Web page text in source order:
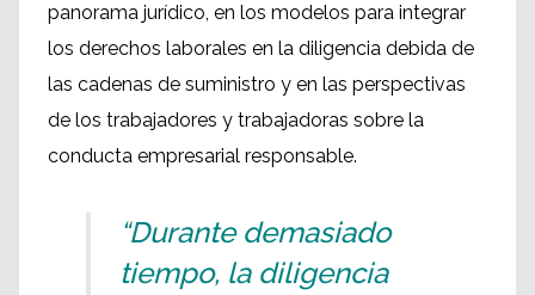
panorama jurídico, en los modelos para integrar
los derechos laborales en la diligencia debida de
las cadenas de suministro y en las perspectivas
de los trabajadores y trabajadoras sobre la
conducta empresarial responsable.
“Durante demasiado
tiempo, la diligencia